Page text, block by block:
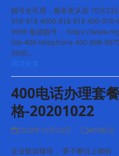
靓号全司用，服务更从容 10月23
918-918 4000-818-818 400-
9999 集团靓号， https://
lite-400-telephone 400-888-
3930…
阅读更多
400电话办理套
格-20201022
2020年10月23日 400电话
企业犹如修塔， 要不断往上砌砖